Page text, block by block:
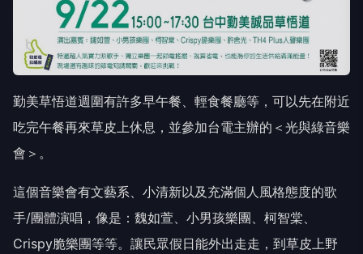
勤美草悟道週圍有許多早午餐、輕食餐廳等，可以先在附近
吃完午餐再來草皮上休息，並參加台電主辦的＜光與綠音樂
會＞。
這個音樂會有文藝系、小清新以及充滿個人風格態度的歌
手/團體演唱，像是：魏如萱、小男孩樂團、柯智棠、
Crispy脆樂團等等。讓民眾假日能外出走走，到草皮上野